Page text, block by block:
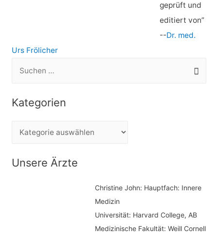
geprüft und
editiert von”
--Dr. med.
Urs Frölicher
Kategorien
tUnsere Ärzte
Christine John: Hauptfach: Innere
Medizin
Universität: Harvard College, AB
Medizinische Fakultät: Weill Cornell